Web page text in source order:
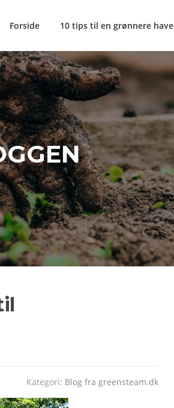
Forside 10 tips til en grønnere have
Kategori: Blog fra greensteam.dk